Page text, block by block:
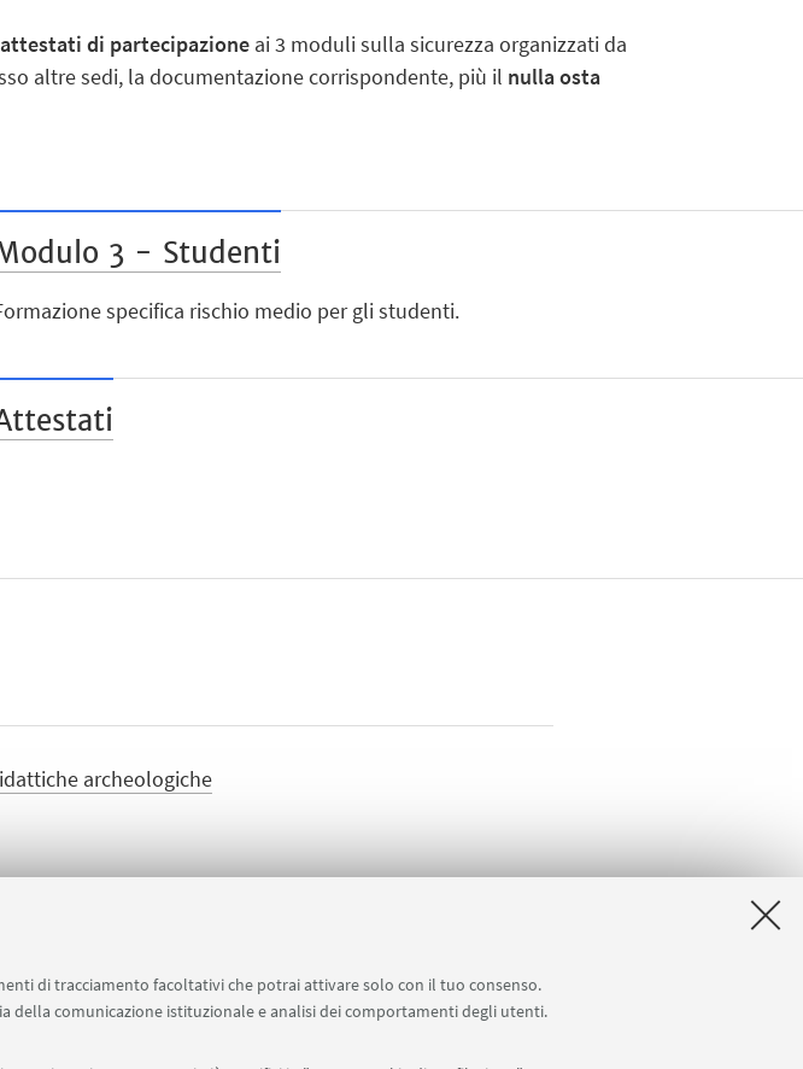
di tracciamento facoltativi che potrai attivare solo con il tuo consenso.
della comunicazione istituzionale e analisi dei comportamenti degli utenti.
di partecipazione ai 3 moduli sulla sicurezza organizzati da
altre sedi, la documentazione corrispondente, più il nulla osta
3 - Studenti
specifica rischio medio per gli studenti.
archeologiche